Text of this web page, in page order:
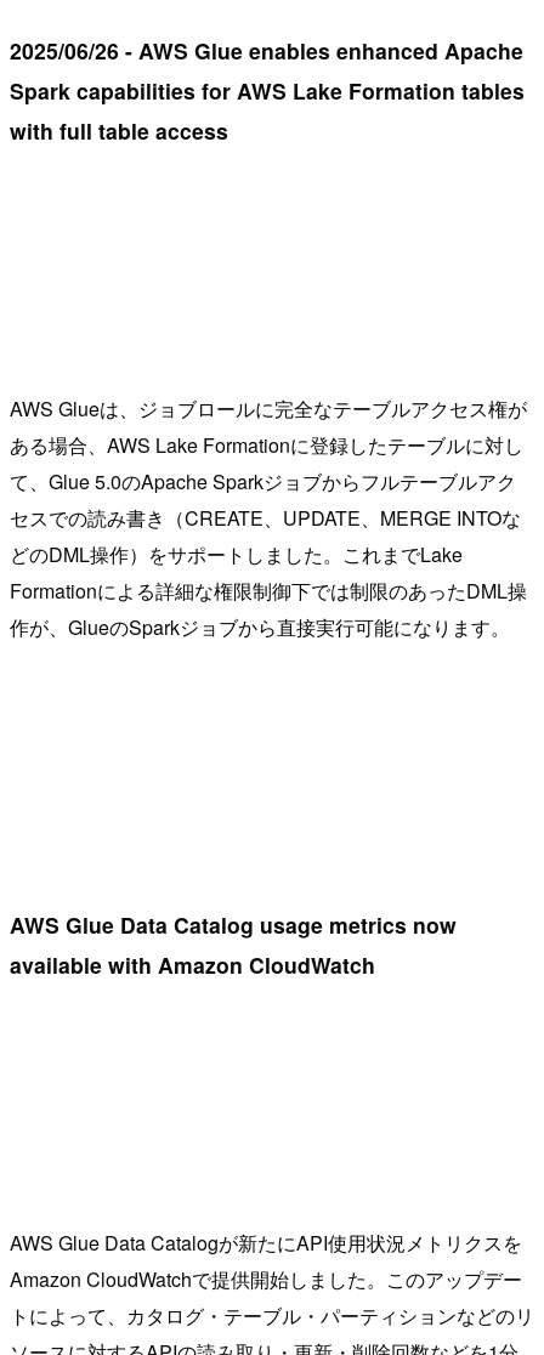
2025/06/26 - AWS Glue enables enhanced Apache
Spark capabilities for AWS Lake Formation tables
with full table access
AWS Glueは、ジョブロールに完全なテーブルアクセス権が
ある場合、AWS Lake Formationに登録したテーブルに対し
て、Glue 5.0のApache Sparkジョブからフルテーブルアク
セスでの読み書き（CREATE、UPDATE、MERGE INTOな
どのDML操作）をサポートしました。これまでLake
Formationによる詳細な権限制御下では制限のあったDML操
作が、GlueのSparkジョブから直接実行可能になります。
AWS Glue Data Catalog usage metrics now
available with Amazon CloudWatch
AWS Glue Data Catalogが新たにAPI使用状況メトリクスを
Amazon CloudWatchで提供開始しました。このアップデー
トによって、カタログ・テーブル・パーティションなどのリ